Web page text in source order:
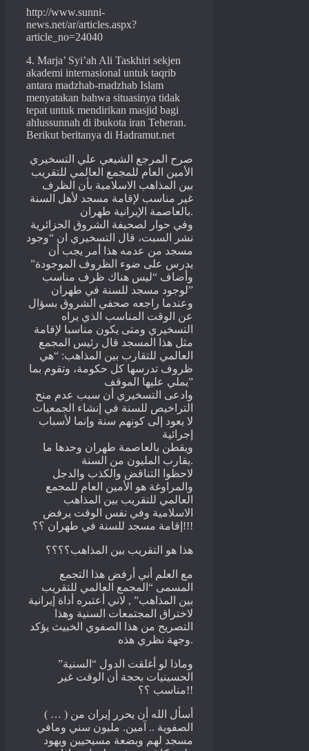
http://www.sunni-
news.net/ar/articles.aspx?
article_no=24040
4. Marja’ Syi’ah Ali Taskhiri sekjen
akademi internasional untuk taqrib
antara madzhab-madzhab Islam
menyatakan bahwa situasinya tidak
tepat untuk mendirikan masjid bagi
ahlussunnah di ibukota iran Teheran.
Berikut beritanya di Hadramut.net
صرح المرجع الشيعي علي التسخيري
الأمين العام للمجمع العالمي للتقريب
بين المذاهب الاسلامية بأن الظرف
غير مناسب لإقامة مسجد لأهل السنة
بالعاصمة الإيرانية طهران.
وفي حوار لصحيفة الشروق الجزائرية
نشر السبت، قال التسخيري ان “وجود
مسجد من عدمه هذا أمر يجب أن
يدرس على ضوء الظروف الموجودة”
وأضاف “ليس هناك ظرف مناسب
لوجود مسجد للسنة في طهران”
وعندما راجعه صحفي الشروق بسؤال
عن الوقت المناسب الذي يراه
التسخيري ومتى يكون مناسبا لإقامة
مثل هذا المسجد قال رئيس المجمع
العالمي للتقارب بين المذاهب: “هي
ظروف تدرسها كل حكومة، وتقوم بما
يملي عليها الموقف”
وادعى التسخيري أن سبب عدم منح
التراخيص للسنة في إنشاء الجمعيات
لا يعود إلى كونهم سنة وإنما لأسباب
إجرائية
ويقطن بالعاصمة طهران وحدها ما
يقارب المليون من السنة.
لاحظوا التناقض والكذب والدجل
والمراوغة هو الأمين العام للمجمع
العالمي للتقريب بين المذاهب
الاسلامية وفي نفس الوقت يرفض
إقامة مسجد للسنة في طهران ؟؟!!!
هذا هو التقريب بين المذاهب؟؟؟؟
مع العلم أني أرفض هذا التجمع
المسمى “المجمع العالمي للتقريب
بين المذاهب” , لاني أعتبره أداة إيرانية
لاختراق المجتمعات السنية وهذا
التصريح من هذا الصفوي الخبيث يؤكد
وجهة نظري هذه.
وماذا لو أغلقت الدول “السنية”
الحسينيات بحجة أن الوقت غير
مناسب ؟؟!!
أسأل الله أن يحرر إيران من ( … )
الصفوية .. آمين. مليون سني ومافي
مسجد لهم وبضعة مسيحيين ويهود